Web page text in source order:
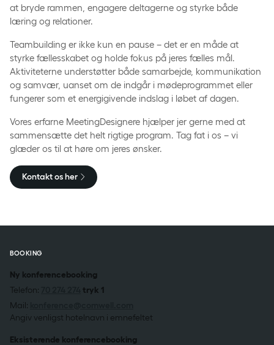
at bryde rammen, engagere deltagerne og styrke både
læring og relationer.
Teambuilding er ikke kun en pause – det er en måde at
styrke fællesskabet og holde fokus på jeres fælles mål.
Aktiviteterne understøtter både samarbejde, kommunikation
og samvær, uanset om de indgår i mødeprogrammet eller
fungerer som et energigivende indslag i løbet af dagen.
Vores erfarne MeetingDesignere hjælper jer gerne med at
sammensætte det helt rigtige program. Tag fat i os – vi
glæder os til at høre om jeres ønsker.
Kontakt os her
BOOKING
Ny konferencebooking
Telefon:
tryk 1
Mail:
Angiv venligst hotelnavn i emnefeltet
Eksisterende konferencebooking